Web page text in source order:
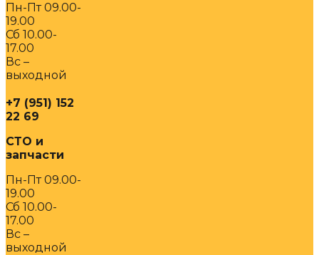
Пн-Пт 09.00-
19.00
Сб 10.00-
17.00
Вс –
выходной
+7 (951) 152
22 69
СТО и
запчасти
Пн-Пт 09.00-
19.00
Сб 10.00-
17.00
Вс –
выходной